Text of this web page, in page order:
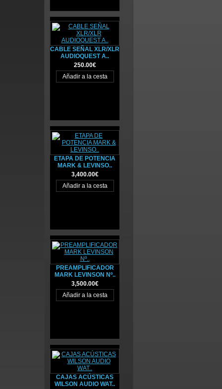
CABLE SEÑAL XLR/XLR
AUDIOQUEST A..
250.00€
ETAPA DE POTENCIA
MARK & LEVINSO..
3,400.00€
PREAMPLIFICADOR
MARK LEVINSON Nº..
3,500.00€
CAJAS ACÚSTICAS
WILSON AUDIO WAT..